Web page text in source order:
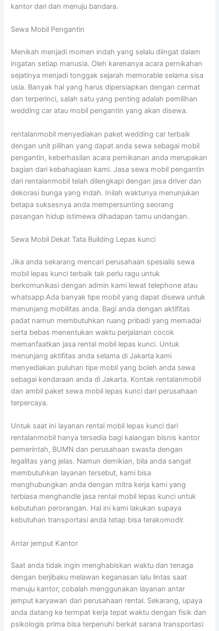
kantor dari dan menuju bandara.
Sewa Mobil Pengantin
Menikah menjadi momen indah yang selalu diingat dalam
ingatan setiap manusia. Oleh karenanya acara pernikahan
sejatinya menjadi tonggak sejarah memorable selama sisa
usia. Banyak hal yang harus dipersiapkan dengan cermat
dan terperinci, salah satu yang penting adalah pemilihan
wedding car atau mobil pengantin yang akan disewa.
rentalanmobil menyediakan paket wedding car terbaik
dengan unit pilihan yang dapat anda sewa sebagai mobil
pengantin, keberhasilan acara pernikanan anda merupakan
bagian dari kebahagiaan kami. Jasa sewa mobil pengantin
dari rentalanmobil telah dilengkapi dengan jasa driver dan
dekorasi bunga yang indah. Inilah waktunya menunjukan
betapa suksesnya anda mempersunting seorang
pasangan hidup istimewa dihadapan tamu undangan.
Sewa Mobil Dekat Tata Building Lepas kunci
Jika anda sekarang mencari perusahaan spesialis sewa
mobil lepas kunci terbaik tak perlu ragu untuk
berkomunikasi dengan admin kami lewat telephone atau
whatsapp.Ada banyak tipe mobil yang dapat disewa untuk
menunjang mobilitas anda. Bagi anda dengan aktifitas
padat namun membutuhkan ruang pribadi yang memadai
serta bebas menentukan waktu perjalanan cocok
memanfaatkan jasa rental mobil lepas kunci. Untuk
menunjang aktifitas anda selama di Jakarta kami
menyediakan puluhan tipe mobil yang boleh anda sewa
sebagai kendaraan anda di Jakarta. Kontak rentalanmobil
dan ambil paket sewa mobil lepas kunci dari perusahaan
terpercaya.
Untuk saat ini layanan rental mobil lepas kunci dari
rentalanmobil hanya tersedia bagi kalangan bisnis kantor
pemerintah, BUMN dan perusahaan swasta dengan
legalitas yang jelas. Namun demikian, bila anda sangat
membutuhkan layanan tersebut, kami bisa
menghubungkan anda dengan mitra kerja kami yang
terbiasa menghandle jasa rental mobil lepas kunci untuk
kebutuhan perorangan. Hal ini kami lakukan supaya
kebutuhan transportasi anda tetap bisa terakomodir.
Antar jemput Kantor
Saat anda tidak ingin menghabiskan waktu dan tenaga
dengan berjibaku melawan keganasan lalu lintas saat
menuju kantor, cobalah menggunakan layanan antar
jemput karyawan dari perusahaan rental. Sekarang, upaya
anda datang ke termpat kerja tepat waktu dengan fisik dan
psikologis prima bisa terpenuhi berkat sarana transportasi